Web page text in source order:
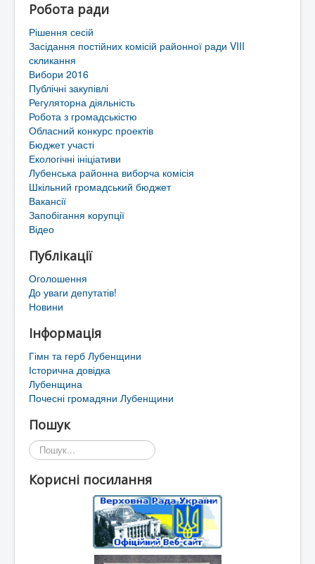
Районна рада
Мапа сайту
Контакти
Територіальні громади Лубенського району
Робота ради
Рішення сесій
Засідання постійних комісій районної ради VIII
скликання
Вибори 2016
Публічні закупівлі
Регуляторна діяльність
Робота з громадськістю
Обласний конкурс проектів
Бюджет участі
Екологічні ініціативи
Лубенська районна виборча комісія
Шкільний громадський бюджет
Вакансії
Запобігання корупції
Відео
Публікації
Оголошення
До уваги депутатів!
Новини
Інформація
Гімн та герб Лубенщини
Історична довідка
Лубенщина
Почесні громадяни Лубенщини
Пошук
Пошук...
Корисні посилання